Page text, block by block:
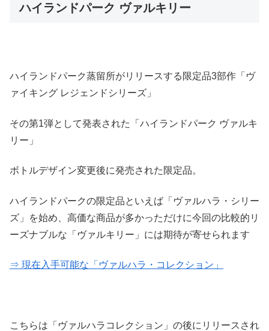
ハイランドパーク ヴァルキリー
ハイランドパーク蒸留所がリリースする限定品3部作「ヴ
ァイキング レジェンドシリーズ」
その第1弾として発表された「ハイランドパーク ヴァルキ
リー」
ボトルデザイン変更後に発売された限定品。
ハイランドパークの限定品といえば「ヴァルハラ・シリー
ズ」を始め、高価な商品が多かっただけに今回の比較的リ
ーズナブルな「ヴァルキリー」には期待が寄せられます
⇒ 現在入手可能な「ヴァルハラ・コレクション」
こちらは「ヴァルハラコレクション」の後にリリースされ